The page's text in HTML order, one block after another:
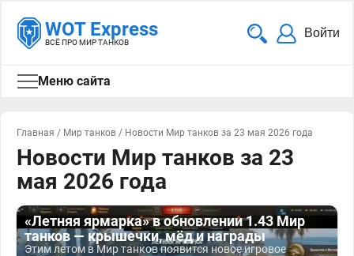
WOT Express
ВСЁ ПРО МИР ТАНКОВ
Войти
Меню сайта
Главная / Мир танков / Новости Мир танков за 23 мая 2026 года
Новости Мир танков за 23
мая 2026 года
«Летняя ярмарка» в обновлении 1.43 Мир
танков — крышечки, мёд и награды
Этим летом в Мир танков появится новое игровое